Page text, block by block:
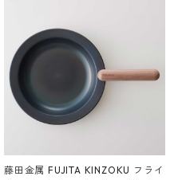
藤田金属 FUJITA KINZOKU フライ